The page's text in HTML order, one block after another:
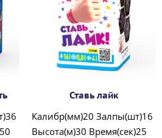
Ставь лайк
Калибр(мм)20 Залпы(шт)16
Высота(м)30 Время(сек)25